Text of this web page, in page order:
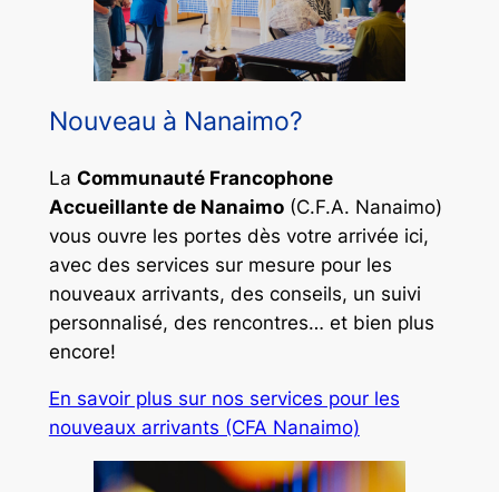
Nouveau à Nanaimo?
La Communauté Francophone
Accueillante de Nanaimo(C.F.A. Nanaimo)
vous ouvre les portes dès votre arrivée ici,
avec des services sur mesure pour les
nouveaux arrivants, des conseils, un suivi
personnalisé, des rencontres… et bien plus
encore!
En savoir plus sur nos services pour les
nouveaux arrivants (CFA Nanaimo)